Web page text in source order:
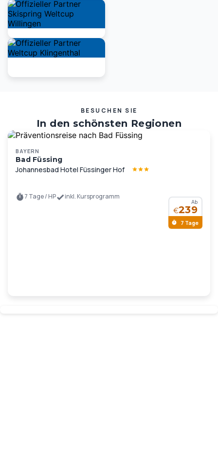
BESUCHEN SIE
In den schönsten Regionen
Deutschlands und Europas …
Ab
€239
7 Tage
BAYERN
Bad Füssing
Johannesbad Hotel Füssinger Hof
7 Tage / HP inkl. Kursprogramm